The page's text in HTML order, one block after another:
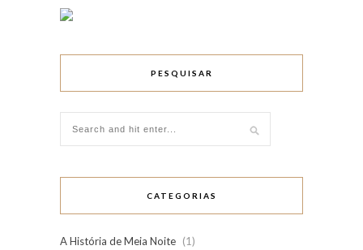
PESQUISAR
CATEGORIAS
A História de Meia Noite (1)